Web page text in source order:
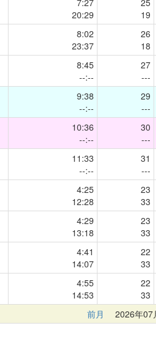
7:27
20:29
25
19
8:02
23:37
26
18
8:45
--:--
27
---
9:38
--:--
29
---
10:36
--:--
30
---
11:33
--:--
31
---
4:25
12:28
23
33
4:29
13:18
23
33
4:41
14:07
22
33
4:55
14:53
22
33
前月 2026年07